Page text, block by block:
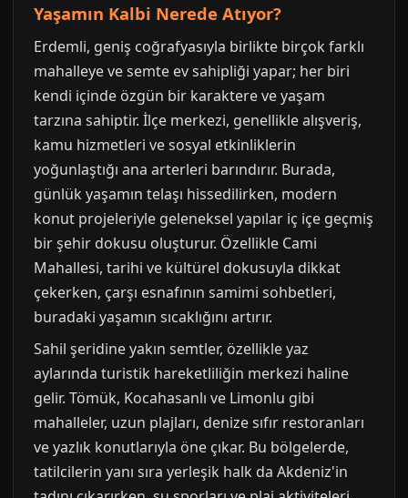
Yaşamın Kalbi Nerede Atıyor?
Erdemli, geniş coğrafyasıyla birlikte birçok farklı
mahalleye ve semte ev sahipliği yapar; her biri
kendi içinde özgün bir karaktere ve yaşam
tarzına sahiptir. İlçe merkezi, genellikle alışveriş,
kamu hizmetleri ve sosyal etkinliklerin
yoğunlaştığı ana arterleri barındırır. Burada,
günlük yaşamın telaşı hissedilirken, modern
konut projeleriyle geleneksel yapılar iç içe geçmiş
bir şehir dokusu oluşturur. Özellikle Cami
Mahallesi, tarihi ve kültürel dokusuyla dikkat
çekerken, çarşı esnafının samimi sohbetleri,
buradaki yaşamın sıcaklığını artırır.
Sahil şeridine yakın semtler, özellikle yaz
aylarında turistik hareketliliğin merkezi haline
gelir. Tömük, Kocahasanlı ve Limonlu gibi
mahalleler, uzun plajları, denize sıfır restoranları
ve yazlık konutlarıyla öne çıkar. Bu bölgelerde,
tatilcilerin yanı sıra yerleşik halk da Akdeniz'in